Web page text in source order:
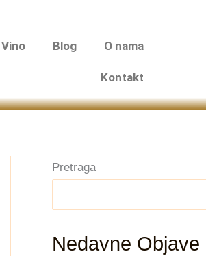
Vino Blog O nama
Kontakt
Pretraga
Nedavne Objave